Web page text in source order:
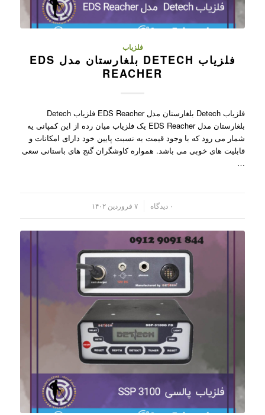
فلزیاب
فلزیاب DETECH بلغارستان مدل EDS
REACHER
فلزیاب Detech بلغارستان مدل EDS Reacher فلزیاب Detech
بلغارستان مدل EDS Reacher یک فلزیاب میان رده از این کمپانی یه
شمار می رود که با وجود قیمت به نسبت پایین خود دارای امکانات و
قابلیت های خوبی می باشد. همواره کاوشگران گنج های باستانی سعی
…
۰ دیدگاه ۷ فروردین ۱۴۰۲